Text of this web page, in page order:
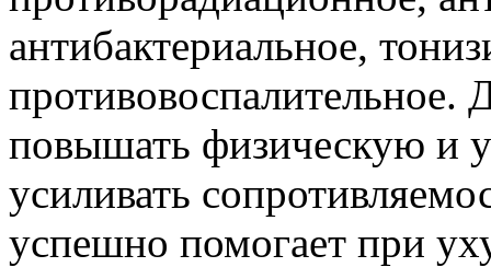
антибактериальное,
противовоспалительное.
повышать физическую и
усиливать
успешно помогает при